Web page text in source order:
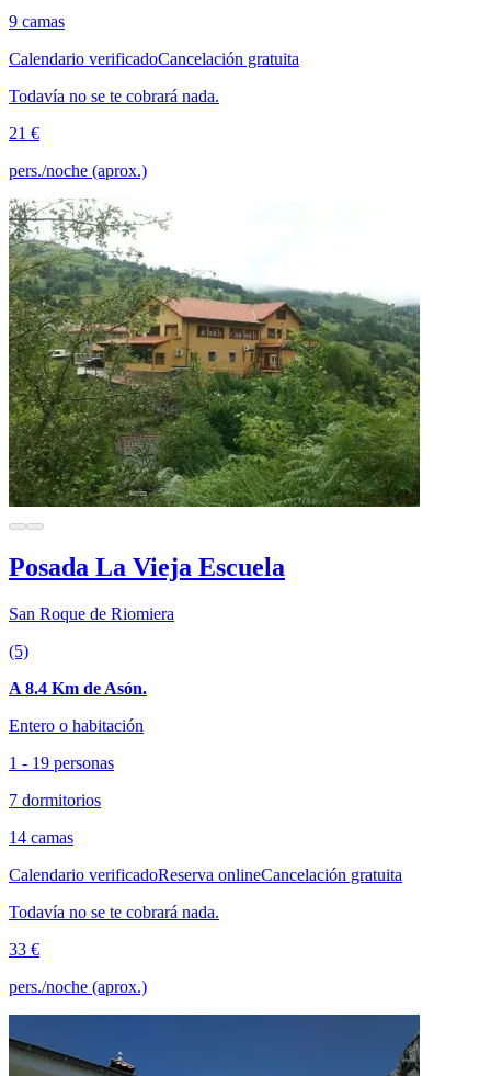
9 camas
Calendario verificadoCancelación gratuita
Todavía no se te cobrará nada.
21 €
pers./noche (aprox.)
Posada La Vieja Escuela
San Roque de Riomiera
(5)
A 8.4 Km de Asón.
Entero o habitación
1 - 19 personas
7 dormitorios
14 camas
Calendario verificadoReserva onlineCancelación gratuita
Todavía no se te cobrará nada.
33 €
pers./noche (aprox.)